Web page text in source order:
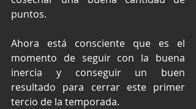
puntos.
Ahora está consciente que es el
momento de seguir con la buena
inercia y conseguir un buen
resultado para cerrar este primer
tercio de la temporada.